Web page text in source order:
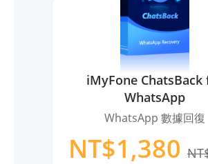
iMyFone ChatsBack
WhatsApp
WhatsApp 數據回復
NT$1,380